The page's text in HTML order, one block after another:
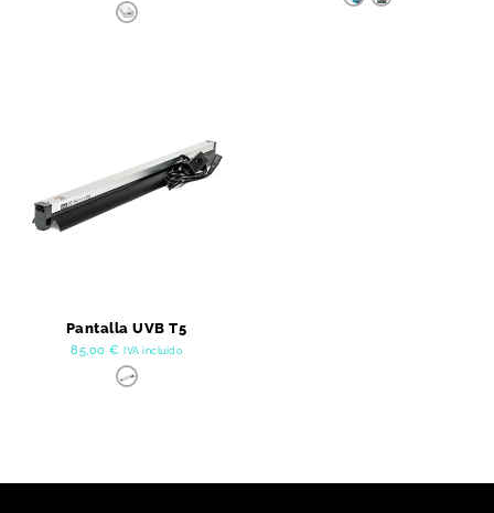
Pantalla UVB T5
85,00 € IVA incluido